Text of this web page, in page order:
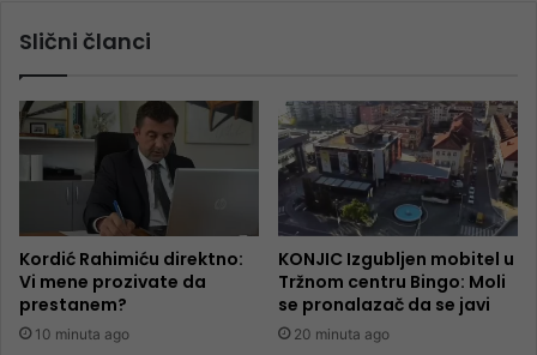
Slični članci
Kordić Rahimiću direktno:
Vi mene prozivate da
prestanem?
10 minuta ago
KONJIC Izgubljen mobitel u
Tržnom centru Bingo: Moli
se pronalazač da se javi
20 minuta ago